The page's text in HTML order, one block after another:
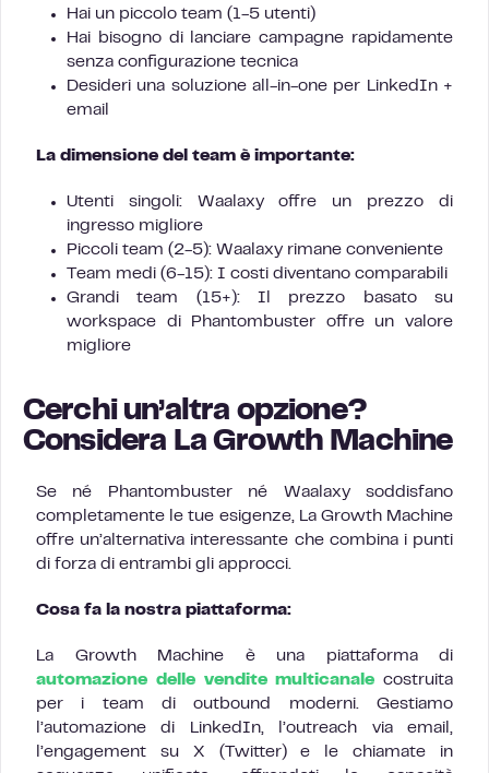
Hai un piccolo team (1-5 utenti)
Hai bisogno di lanciare campagne rapidamente
senza configurazione tecnica
Desideri una soluzione all-in-one per LinkedIn +
email
La dimensione del team è importante:
Utenti singoli: Waalaxy offre un prezzo di
ingresso migliore
Piccoli team (2-5): Waalaxy rimane conveniente
Team medi (6-15): I costi diventano comparabili
Grandi team (15+): Il prezzo basato su
workspace di Phantombuster offre un valore
migliore
Cerchi un’altra opzione?
Considera La Growth Machine
Se né Phantombuster né Waalaxy soddisfano
completamente le tue esigenze, La Growth Machine
offre un’alternativa interessante che combina i punti
di forza di entrambi gli approcci.
Cosa fa la nostra piattaforma:
La Growth Machine è una piattaforma di
automazione delle vendite multicanale costruita
per i team di outbound moderni. Gestiamo
l’automazione di LinkedIn, l’outreach via email,
l’engagement su X (Twitter) e le chiamate in